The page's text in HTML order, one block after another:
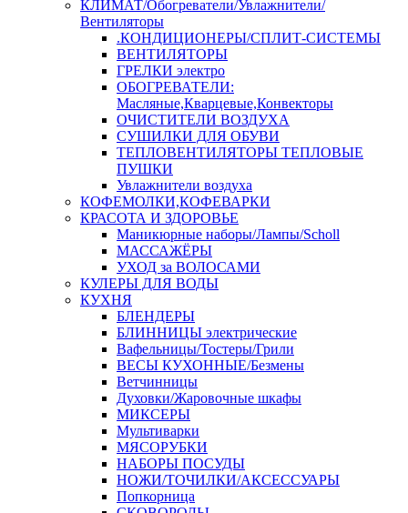
КЛИМАТ/Обогреватели/Увлажнители/
Вентиляторы
.КОНДИЦИОНЕРЫ/СПЛИТ-СИСТЕМЫ
ВЕНТИЛЯТОРЫ
ГРЕЛКИ электро
ОБОГРЕВАТЕЛИ:
Масляные,Кварцевые,Конвекторы
ОЧИСТИТЕЛИ ВОЗДУХА
СУШИЛКИ ДЛЯ ОБУВИ
ТЕПЛОВЕНТИЛЯТОРЫ ТЕПЛОВЫЕ
ПУШКИ
Увлажнители воздуха
КОФЕМОЛКИ,КОФЕВАРКИ
КРАСОТА И ЗДОРОВЬЕ
Маникюрные наборы/Лампы/Scholl
МАССАЖЁРЫ
УХОД за ВОЛОСАМИ
КУЛЕРЫ ДЛЯ ВОДЫ
КУХНЯ
БЛЕНДЕРЫ
БЛИННИЦЫ электрические
Вафельницы/Тостеры/Грили
ВЕСЫ КУХОННЫЕ/Безмены
Ветчинницы
Духовки/Жаровочные шкафы
МИКСЕРЫ
Мультиварки
МЯСОРУБКИ
НАБОРЫ ПОСУДЫ
НОЖИ/ТОЧИЛКИ/АКСЕССУАРЫ
Попкорница